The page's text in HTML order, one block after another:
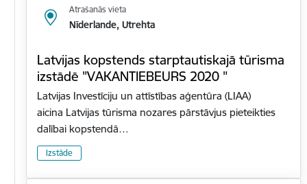
Atrašanās vieta
Nīderlande, Utrehta
Latvijas kopstends starptautiskajā tūrisma
izstādē "VAKANTIEBEURS 2020 "
Latvijas Investīciju un attīstības aģentūra (LIAA)
aicina Latvijas tūrisma nozares pārstāvjus pieteikties
dalībai kopstendā…
Izstāde